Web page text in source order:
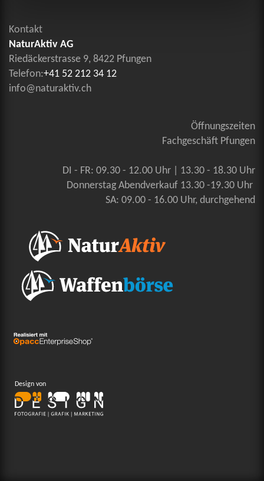
Kontakt
NaturAktiv AG
Riedäckerstrasse 9, 8422 Pfungen
Telefon:+41 52 212 34 12
info@naturaktiv.ch
Öffnungszeiten
Fachgeschäft Pfungen
DI - FR: 09.30 - 12.00 Uhr | 13.30 - 18.30 Uhr
Donnerstag Abendverkauf 13.30 -19.30 Uhr
SA: 09.00 - 16.00 Uhr, durchgehend
Design von